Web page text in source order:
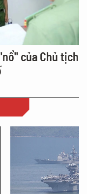
của Chủ tịch